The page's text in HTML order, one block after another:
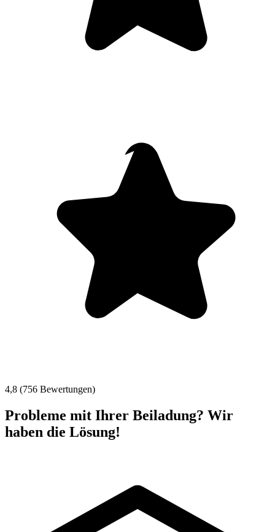
4,8 (756 Bewertungen)
Probleme mit Ihrer Beiladung? Wir
haben die Lösung!